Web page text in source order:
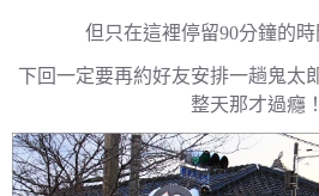
但只在這裡停留90分鐘的
下回一定要再約好友安排一趟鬼太
整天那才過癮！